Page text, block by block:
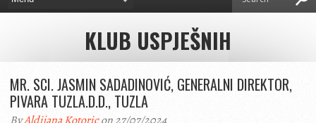
KLUB USPJEŠNIH
MR. SCI. JASMIN SADADINOVIĆ, GENERALNI DIREKTOR,
PIVARA TUZLA.D.D., TUZLA